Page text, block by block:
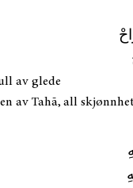
av glede
av Tahā, all